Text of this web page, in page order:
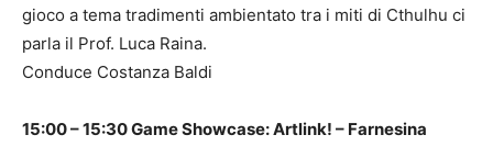
gioco a tema tradimenti ambientato tra i miti di Cthulhu ci
parla il Prof. Luca Raina.
Conduce Costanza Baldi
15:00 – 15:30 Game Showcase: Artlink! – Farnesina